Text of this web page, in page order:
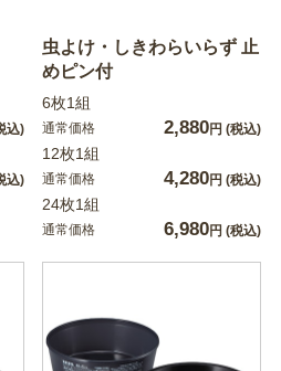
込)
込)
虫よけ・しきわらいらず 止
めピン付
6枚1組
通常価格 2,880円 (税込)
12枚1組
通常価格 4,280円 (税込)
24枚1組
通常価格 6,980円 (税込)